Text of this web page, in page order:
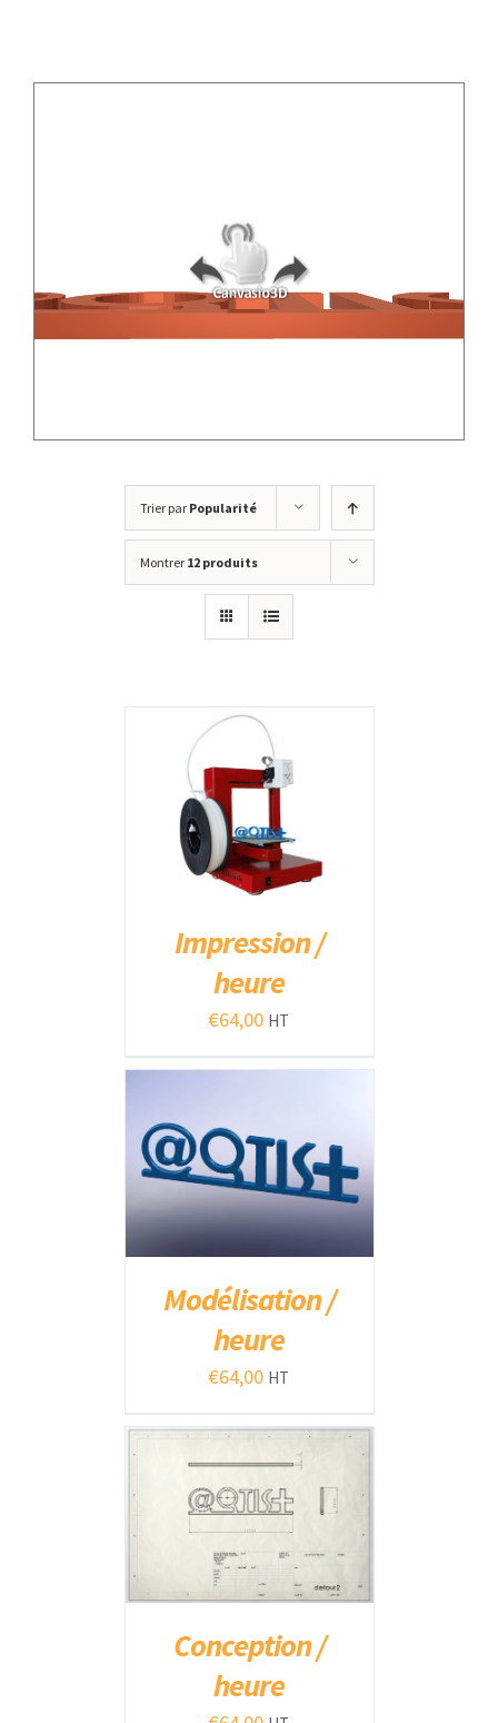
Trier par Popularité
Montrer 12 produits
AJOUTER AU PANIER
DÉTAILS
Impression /
heure
€64,00 HT
AJOUTER AU PANIER
/
DÉTAILS
Modélisation /
heure
€64,00 HT
AJOUTER AU PANIER
DÉTAILS
Conception /
heure